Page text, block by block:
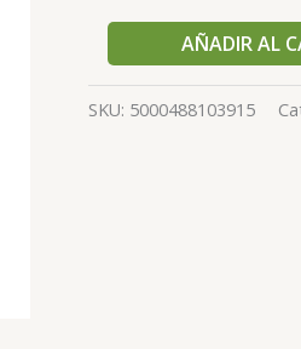
AÑADIR AL
SKU: 5000488103915